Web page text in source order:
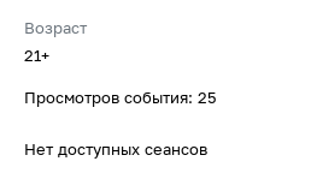
Возраст
21+
Просмотров события: 25
Нет доступных сеансов